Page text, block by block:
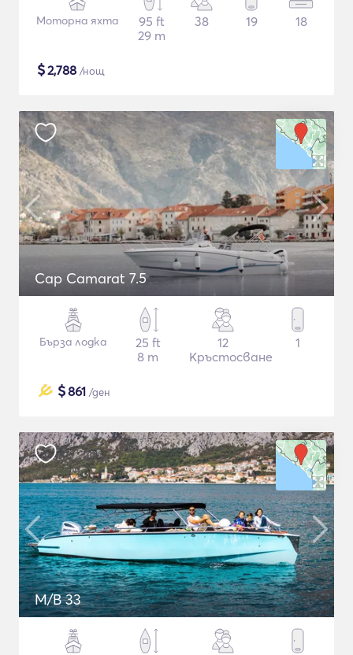
Моторна яхта
95 ft
29 m
38 19 18
$2,788 /нощ
Cap Camarat 7.5
Бърза лодка
25 ft
8 m
12
Кръстосване
1
$861 /ден
M/B 33